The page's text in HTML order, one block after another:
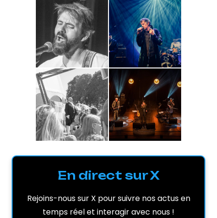
En direct sur X
Rejoins-nous sur X pour suivre nos actus en
temps réel et interagir avec nous !